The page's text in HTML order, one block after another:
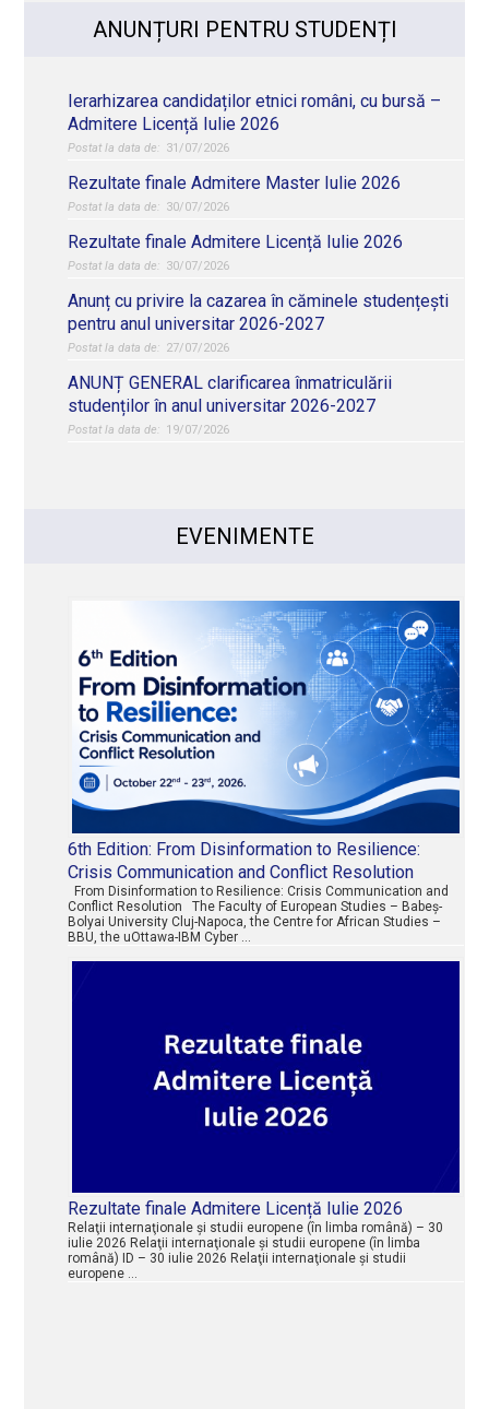
ANUNȚURI PENTRU STUDENȚI
Ierarhizarea candidaților etnici români, cu bursă –
Admitere Licență Iulie 2026
31/07/2026
Rezultate finale Admitere Master Iulie 2026
30/07/2026
Rezultate finale Admitere Licență Iulie 2026
30/07/2026
Anunț cu privire la cazarea în căminele studențești
pentru anul universitar 2026-2027
27/07/2026
ANUNȚ GENERAL clarificarea înmatriculării
studenților în anul universitar 2026-2027
19/07/2026
EVENIMENTE
6th Edition: From Disinformation to Resilience:
Crisis Communication and Conflict Resolution
From Disinformation to Resilience: Crisis Communication and
Conflict Resolution The Faculty of European Studies – Babeș-
Bolyai University Cluj-Napoca, the Centre for African Studies –
BBU, the uOttawa-IBM Cyber …
Rezultate finale Admitere Licență Iulie 2026
Relaţii internaţionale şi studii europene (în limba română) – 30
iulie 2026 Relaţii internaţionale şi studii europene (în limba
română) ID – 30 iulie 2026 Relaţii internaţionale şi studii
europene …